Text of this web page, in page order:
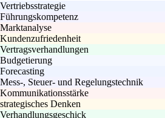
Vertriebsstrategie
Führungskompetenz
Marktanalyse
Kundenzufriedenheit
Vertragsverhandlungen
Budgetierung
Forecasting
Mess-, Steuer- und Regelungstechnik
Kommunikationsstärke
strategisches Denken
Verhandlungsgeschick